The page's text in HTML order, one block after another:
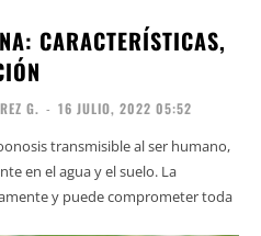
CARACTERÍSTICAS,
G. - 16 JULIO, 2022 05:52
transmisible al ser humano,
en el agua y el suelo. La
y puede comprometer toda